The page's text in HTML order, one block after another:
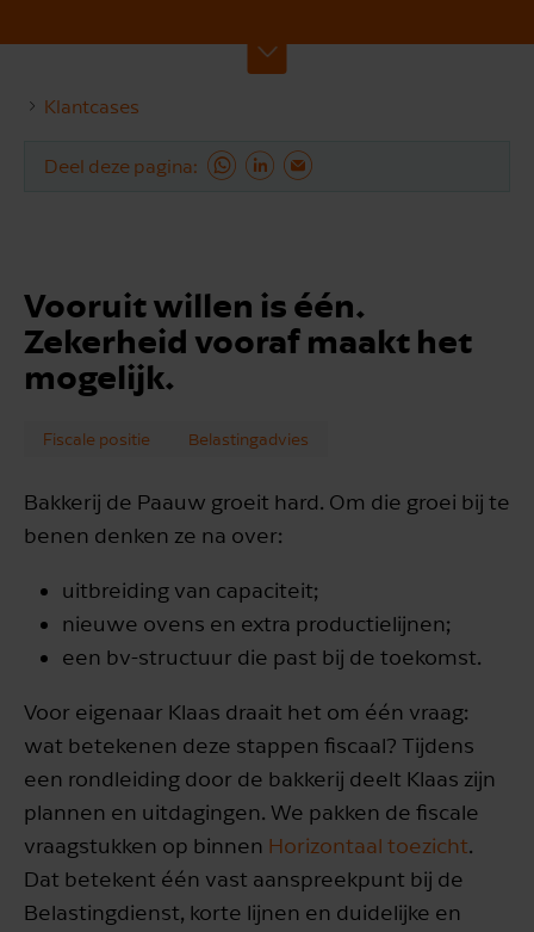
Klantcases
Deel deze pagina
Vooruit willen is één.
Zekerheid vooraf maakt het
mogelijk.
Fiscale positie Belastingadvies
Bakkerij de Paauw groeit hard. Om die groei bij te
benen denken ze na over:
uitbreiding van capaciteit;
nieuwe ovens en extra productielijnen;
een bv-structuur die past bij de toekomst.
Voor eigenaar Klaas draait het om één vraag:
wat betekenen deze stappen fiscaal? Tijdens
een rondleiding door de bakkerij deelt Klaas zijn
plannen en uitdagingen. We pakken de fiscale
vraagstukken op binnen Horizontaal toezicht.
Dat betekent één vast aanspreekpunt bij de
Belastingdienst, korte lijnen en duidelijke en